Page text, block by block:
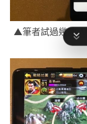
▲筆者試過幾款